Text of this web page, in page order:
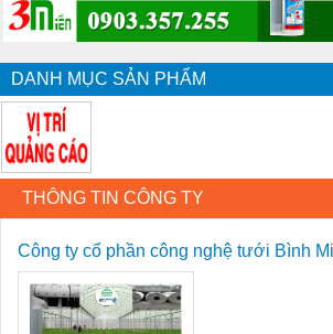
DANH MỤC SẢN PHẨM
THÔNG TIN CÔNG TY
Công ty cổ phần công nghệ tưới Bình